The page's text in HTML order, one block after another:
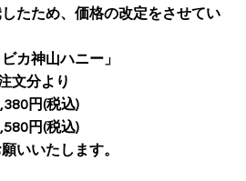
たため、 価格の改定をさせてい
カ神山ハニー」
文分より
円(税込)
円(税込)
いいたします。